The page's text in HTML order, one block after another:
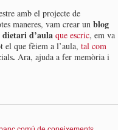
amb el projecte de
maneres, vam crear un blog
dietari d’aula que escric, em va
el que fèiem a l’aula, tal com
. Ara, ajuda a fer memòria i